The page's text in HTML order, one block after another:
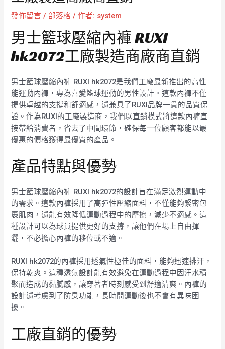
發佈留言 /部落格 / 作者: system
男士籃球壓縮內褲 RUXI
hk2072工廠製造商廠商直銷
男士籃球壓縮內褲 RUXI hk2072是我們工廠最新推出的高性
能運動內褲，專為喜愛籃球運動的男性設計。這款內褲不僅
提供卓越的支撐和舒適感，還兼具了RUXI品牌一貫的品質保
證。作為RUXI的工廠製造商，我們以直銷模式將這款內褲直
接帶給消費者，省去了中間環節，確保每一位顧客都能以最
優惠的價格獲得最優質的產品。
產品特點與優勢
男士籃球壓縮內褲 RUXI hk2072的設計旨在滿足激烈運動中
的需求。這款內褲採用了高彈性壓縮面料，不僅能夠緊密包
裹肌肉，還能有效降低運動過程中的摩擦，減少不適感。這
種設計可以為球員提供更好的支撐，讓他們在場上自由揮
灑，不必擔心內褲的移位或不適。
RUXI hk2072的內褲採用透氣性極佳的面料，能夠迅速排汗，
保持乾爽。這種透氣設計能有效避免在運動過程中因汗水積
聚而造成的黏膩感，讓穿著者時刻感受到舒適清爽。內褲的
設計還考慮到了防臭功能，長時間運動後也不會有異味困
擾。
工廠直銷的優勢